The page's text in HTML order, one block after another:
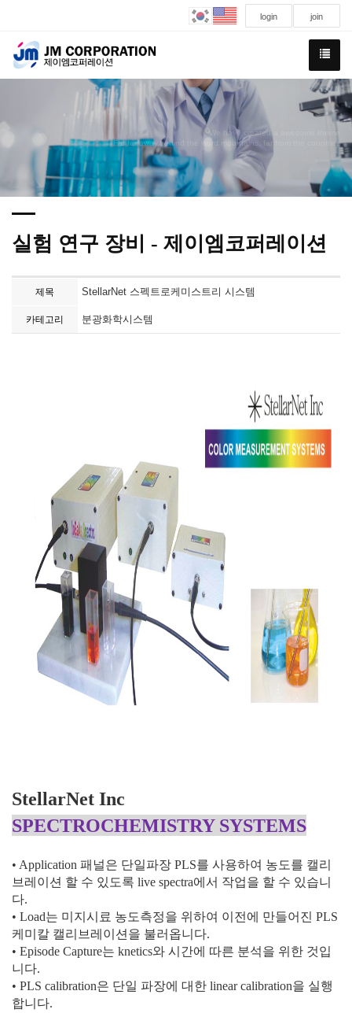
login join
We have created a awesome theme
Far far away,behind the word mountains, far from the countries
실험 연구 장비 - 제이엠코퍼레이션
제목 StellarNet 스펙트로케미스트리 시스템
카테고리 분광화학시스템
StellarNet Inc
SPECTROCHEMISTRY SYSTEMS
• Application 패널은 단일파장 PLS를 사용하여 농도를 캘리
브레이션 할 수 있도록 live spectra에서 작업을 할 수 있습니
다.
• Load는 미지시료 농도측정을 위하여 이전에 만들어진 PLS
케미칼 캘리브레이션을 불러옵니다.
• Episode Capture는 knetics와 시간에 따른 분석을 위한 것입
니다.
• PLS calibration은 단일 파장에 대한 linear calibration을 실행
합니다.